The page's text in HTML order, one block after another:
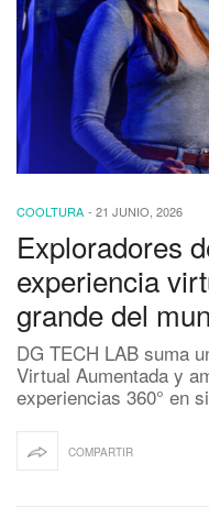
COOLTURA - 21 JUNIO, 2026
Exploradores
experiencia
grande del
DG TECH LAB suma
Virtual Aumentada y
experiencias 360° en
COMPARTIR